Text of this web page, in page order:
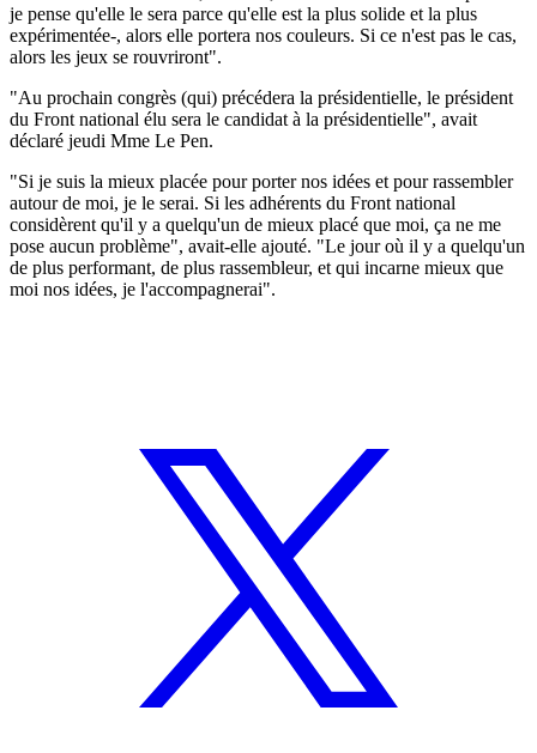
je pense qu'elle le sera parce qu'elle est la plus solide et la plus
expérimentée-, alors elle portera nos couleurs. Si ce n'est pas le cas,
alors les jeux se rouvriront".
"Au prochain congrès (qui) précédera la présidentielle, le président
du Front national élu sera le candidat à la présidentielle", avait
déclaré jeudi Mme Le Pen.
"Si je suis la mieux placée pour porter nos idées et pour rassembler
autour de moi, je le serai. Si les adhérents du Front national
considèrent qu'il y a quelqu'un de mieux placé que moi, ça ne me
pose aucun problème", avait-elle ajouté. "Le jour où il y a quelqu'un
de plus performant, de plus rassembleur, et qui incarne mieux que
moi nos idées, je l'accompagnerai".